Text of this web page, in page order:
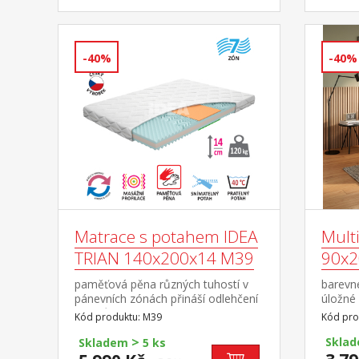
-40%
Matrace s potahem IDEA
TRIAN 140x200x14 M39
paměťová pěna různých tuhostí v
pánevních zónách přináší odlehčení
kloubům a celému pohybovému
aparátu 7zónová
anatomická masážní profilace –
Kód produktu: M39
Skladem > 5 ks
-40%
úložné
cm
cm,
Kód